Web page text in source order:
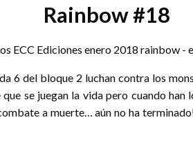
Rainbow #18
6 del bloque 2 luchan contra los
se juegan la vida pero cuando
a muerte… aún no ha